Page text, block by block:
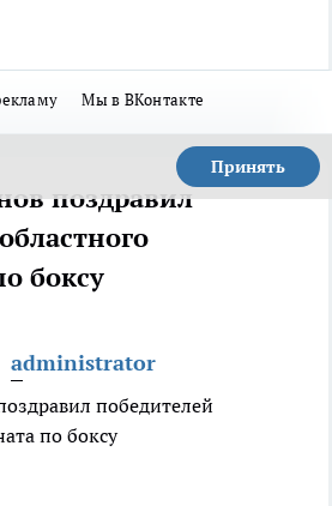
Мы в ВКонтакте
Принять
поздравил
боксу
administrator